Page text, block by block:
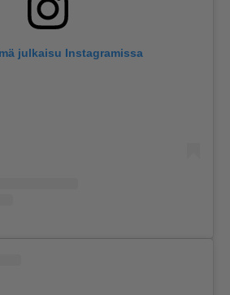
julkaisu Instagramissa